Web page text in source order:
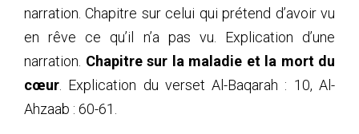
narration. Chapitre sur celui qui prétend d’avoir vu
en rêve ce qu’il n’a pas vu. Explication d’une
narration. Chapitre sur la maladie et la mort du
cœur . Explication du verset Al-Baqarah : 10, Al-
Ahzaab : 60-61.